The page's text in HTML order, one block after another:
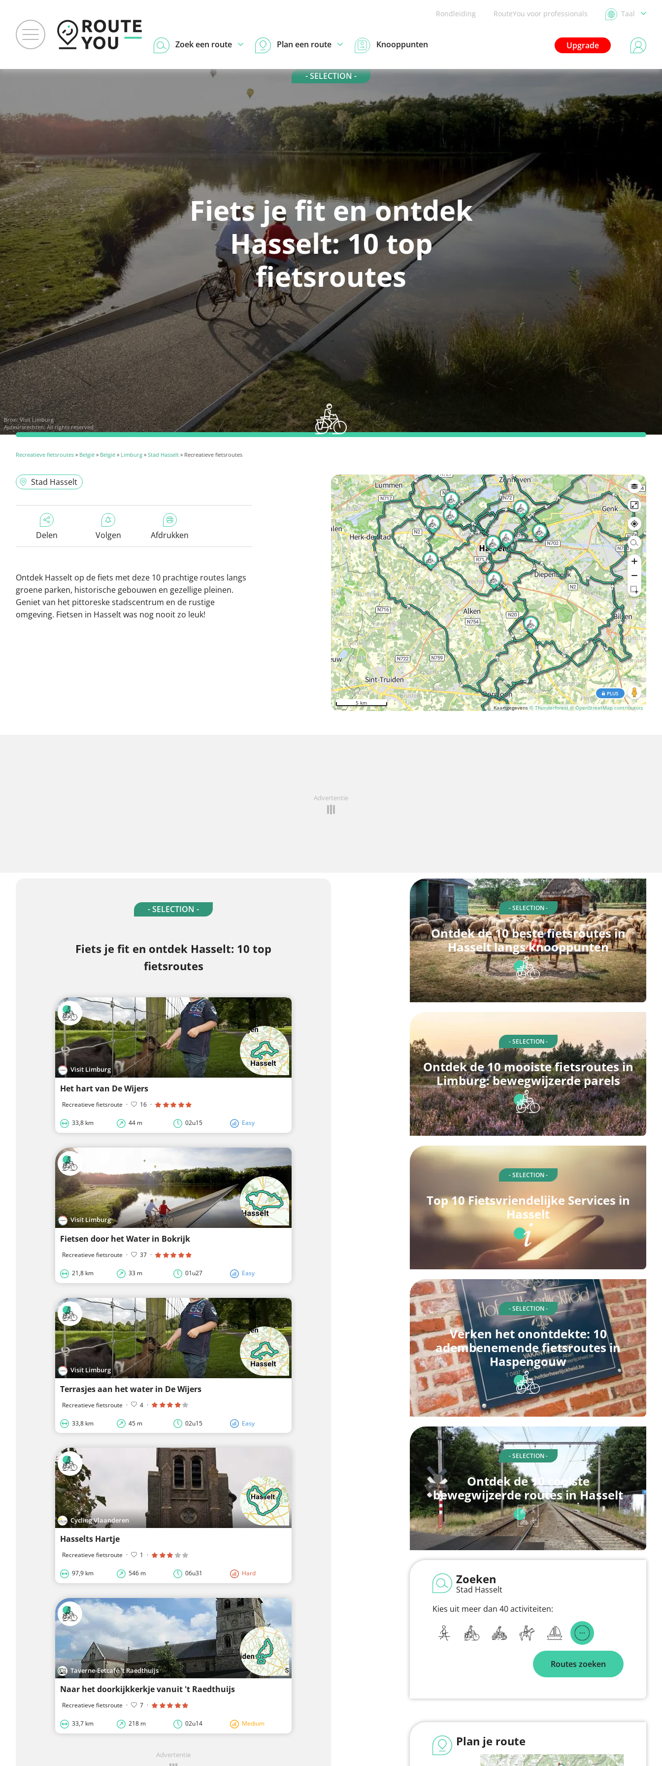
Rondleiding RouteYou voor professionals Taal
Upgrade
Zoek een route Plan een route Knooppunten
- SELECTION -
Fiets je fit en ontdek
Hasselt: 10 top
fietsroutes
Bron:Visit Limburg
Auteursrechten: All rights reserved
Recreatieve fietsroutes » België » België » Limburg » Stad Hasselt » Recreatieve fietsroutes
Stad Hasselt
Delen Volgen Afdrukken
Ontdek Hasselt op de fiets met deze 10 prachtige routes langs
groene parken, historische gebouwen en gezellige pleinen.
Geniet van het pittoreske stadscentrum en de rustige
omgeving. Fietsen in Hasselt was nog nooit zo leuk!
Kaartgegevens© Thunderforest © OpenStreetMap contributors
PLUS
5 km
Advertentie
- SELECTION -
Fiets je fit en ontdek Hasselt: 10 top
fietsroutes
Visit Limburg
Het hart van De Wijers
Recreatieve fietsroute · 16 ·
33,8 km 44 m 02u15 Easy
Visit Limburg
Fietsen door het Water in Bokrijk
Recreatieve fietsroute · 37 ·
21,8 km 33 m 01u27 Easy
Visit Limburg
Terrasjes aan het water in De Wijers
Recreatieve fietsroute · 4 ·
33,8 km 45 m 02u15 Easy
Cycling Vlaanderen
Hasselts Hartje
Recreatieve fietsroute · 1 ·
97,9 km 546 m 06u31 Hard
Taverne-Eetcafé 't Raedthuijs
Naar het doorkijkkerkje vanuit 't Raedthuijs
Recreatieve fietsroute · 7 ·
33,7 km 218 m 02u14 Medium
Advertentie
- SELECTION -
Ontdek de 10 beste fietsroutes in
Hasselt langs knooppunten
- SELECTION -
Ontdek de 10 mooiste fietsroutes in
Limburg: bewegwijzerde parels
- SELECTION -
Top 10 Fietsvriendelijke Services in
Hasselt
- SELECTION -
Verken het onontdekte: 10
adembenemende fietsroutes in
Haspengouw
- SELECTION -
Ontdek de 10 coolste
bewegwijzerde routes in Hasselt
Zoeken
Stad Hasselt
Kies uit meer dan 40 activiteiten:
Routes zoeken
Plan je route